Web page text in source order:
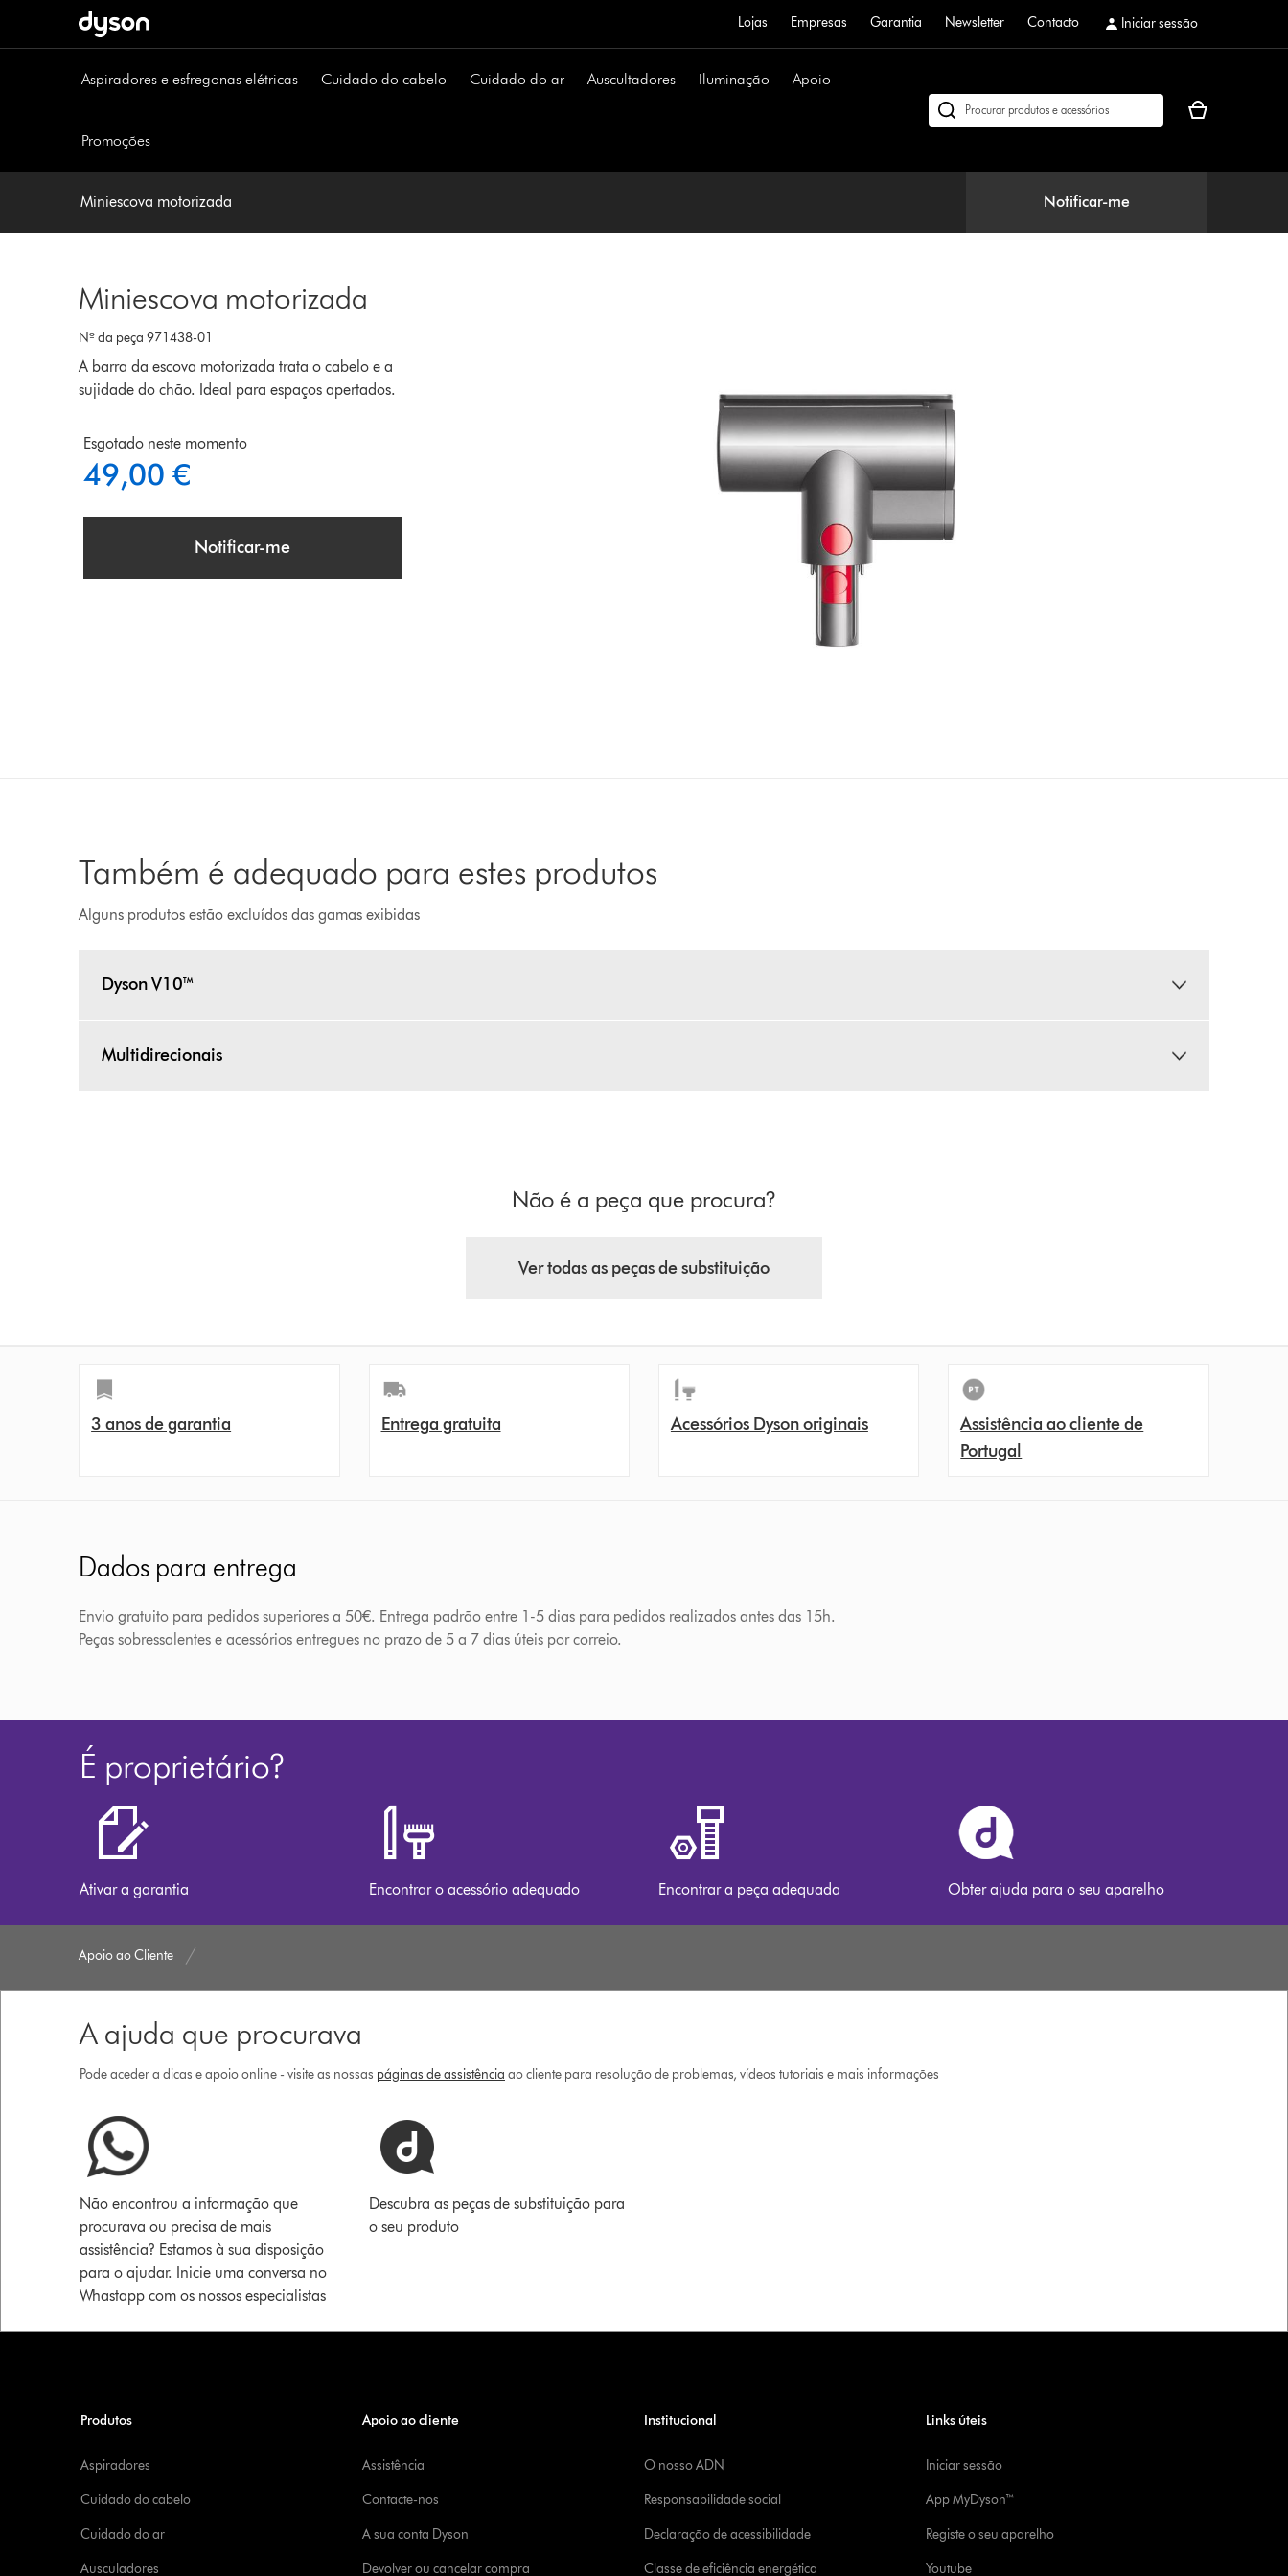
Lojas Empresas Garantia Newsletter Contacto Iniciar sessão
Aspiradores e esfregonas elétricas Cuidado do cabelo Cuidado do ar Auscultadores Iluminação Apoio
Promoções
Pesquisar
O
de
Miniescova motorizada Notificar-me
Miniescova motorizada
Nº da peça 971438-01
A barra da escova motorizada trata o cabelo e a
sujidade do chão. Ideal para espaços apertados.
Esgotado neste momento
49,00 €
Notificar-me
Também é adequado para estes produtos
Alguns produtos estão excluídos das gamas exibidas
Dyson V10™
Multidirecionais
Não é a peça que procura?
Ver todas as peças de substituição
3 anos de garantia Entrega gratuita Acessórios Dyson originais
Assistência ao cliente de
Portugal
Dados para entrega
Envio gratuito para pedidos superiores a 50€. Entrega padrão entre 1-5 dias para pedidos realizados antes das 15h.
Peças sobressalentes e acessórios entregues no prazo de 5 a 7 dias úteis por correio.
É proprietário?
Ativar a garantia Encontrar o acessório adequado Encontrar a peça adequada Obter ajuda para o seu aparelho
Apoio ao Cliente
A ajuda que procurava
Pode aceder a dicas e apoio online - visite as nossas páginas de assistência ao cliente para resolução de problemas, vídeos tutoriais e mais informações
Não encontrou a informação que
procurava ou precisa de mais
assistência? Estamos à sua disposição
para o ajudar. Inicie uma conversa no
Whastapp com os nossos especialistas
Descubra as peças de substituição para
o seu produto
Produtos
Aspiradores
Cuidado do cabelo
Cuidado do ar
Ausculadores
Apoio ao cliente
Assistência
Contacte-nos
A sua conta Dyson
Devolver ou cancelar compra
Institucional
O nosso ADN
Responsabilidade social
Declaração de acessibilidade
Classe de eficiência energética
Links úteis
Iniciar sessão
App MyDyson™
Registe o seu aparelho
Youtube